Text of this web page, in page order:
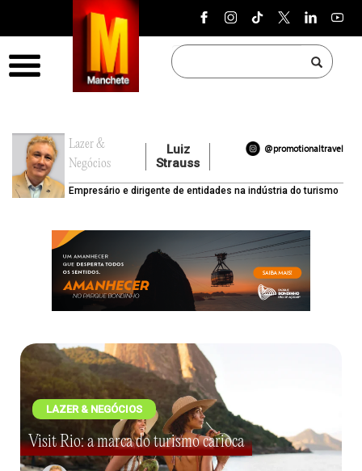
Pular para o conteúdo
Lazer &
Negócios
Luiz
Strauss
@promotionaltravel
Empresário e dirigente de entidades na indústria do turismo
LAZER & NEGÓCIOS
Visit Rio: a marca do turismo carioca